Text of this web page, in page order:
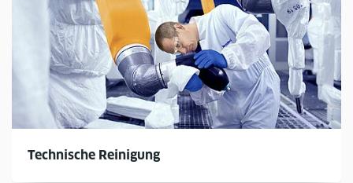
Technische Reinigung